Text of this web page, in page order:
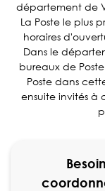
département de
La Poste le plus
horaires
Dans le
bureaux de
Poste dans
ensuite invités à